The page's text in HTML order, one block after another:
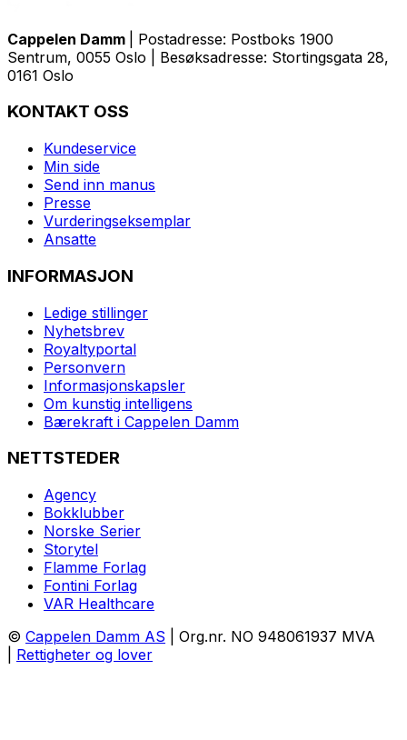
Cappelen Damm
| Postadresse: Postboks 1900
Sentrum, 0055 Oslo | Besøksadresse: Stortingsgata 28,
0161 Oslo
KONTAKT OSS
Kundeservice
Min side
Send inn manus
Presse
Vurderingseksemplar
Ansatte
INFORMASJON
Ledige stillinger
Nyhetsbrev
Royaltyportal
Personvern
Informasjonskapsler
Om kunstig intelligens
Bærekraft i Cappelen Damm
NETTSTEDER
Agency
Bokklubber
Norske Serier
Storytel
Flamme Forlag
Fontini Forlag
VAR Healthcare
© Cappelen Damm AS | Org.nr. NO 948061937 MVA
Rettigheter og lover